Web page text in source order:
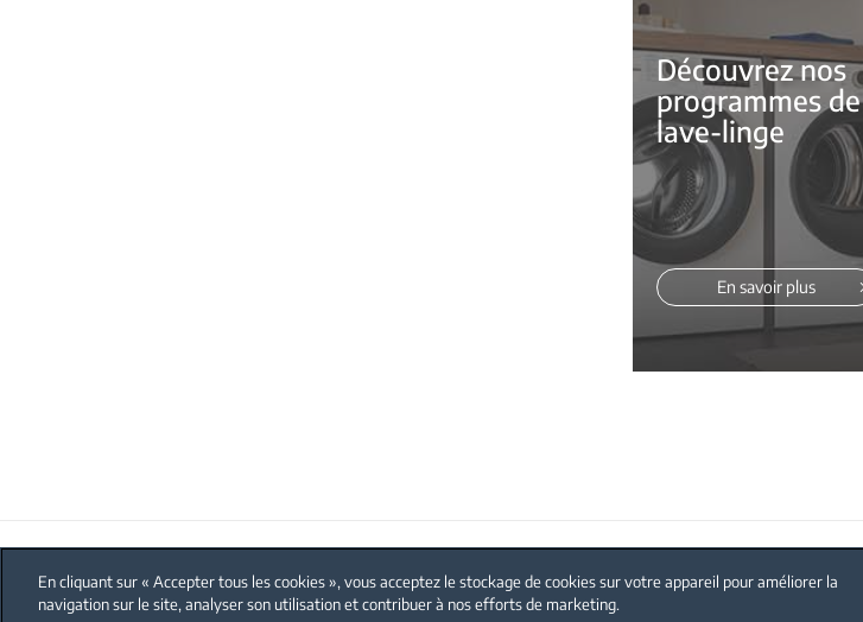
Découvrez nos
programmes de
lave-linge
En savoir plus
En cliquant sur « Accepter tous les cookies », vous acceptez le stockage de cookies sur votre appareil pour améliorer la
navigation sur le site, analyser son utilisation et contribuer à nos efforts de marketing.